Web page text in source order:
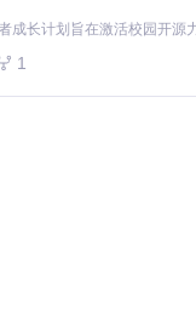
中的关卡或地图。通
1